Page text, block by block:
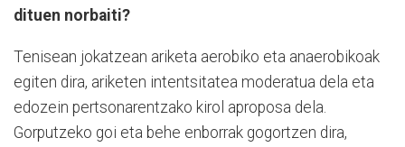
dituen norbaiti?
Tenisean jokatzean ariketa aerobiko eta anaerobikoak
egiten dira, ariketen intentsitatea moderatua dela eta
edozein pertsonarentzako kirol aproposa dela.
Gorputzeko goi eta behe enborrak gogortzen dira,